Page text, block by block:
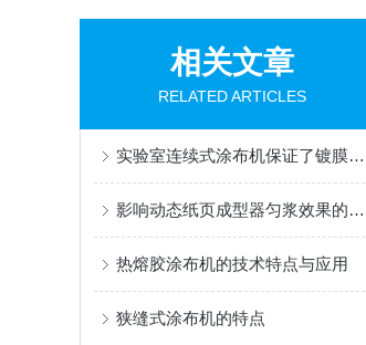
相关文章
RELATED ARTICLES
实验室连续式涂布机保证了镀膜的效果、均匀性和稳定性
影响动态纸页成型器匀浆效果的因素有哪些？
热熔胶涂布机的技术特点与应用
狭缝式涂布机的特点